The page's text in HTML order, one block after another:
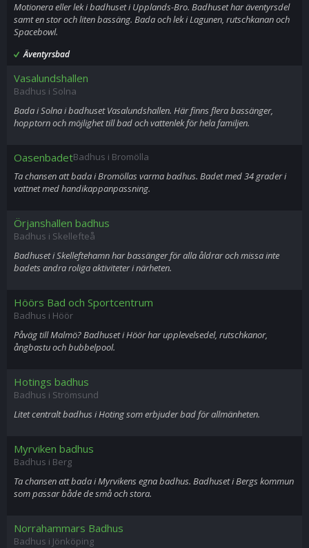
Motionera eller lek i badhuset i Upplands-Bro. Badhuset har äventyrsdel
samt en stor och liten bassäng. Bada och lek i Lagunen, rutschkanan och
Spacebowl.
Äventyrsbad
Vasalundshallen
Badhus i Solna
Bada i Solna i badhuset Vasalundshallen. Här finns flera bassänger,
hopptorn och möjlighet till bad och vattenlek för hela familjen.
OasenbadetBadhus i Bromölla
Ta chansen att bada i Bromöllas varma badhus. Badet med 34 grader i
vattnet med handikappanpassning.
Örjanshallen badhus
Badhus i Skellefteå
Badhuset i Skelleftehamn har bassänger för alla åldrar och missa inte
badets andra roliga aktiviteter i närheten.
Höörs Bad och Sportcentrum
Badhus i Höör
Påväg till Malmö? Badhuset i Höör har upplevelsedel, rutschkanor,
ångbastu och bubbelpool.
Hotings badhus
Badhus i Strömsund
Litet centralt badhus i Hoting som erbjuder bad för allmänheten.
Myrviken badhus
Badhus i Berg
Ta chansen att bada i Myrvikens egna badhus. Badhuset i Bergs kommun
som passar både de små och stora.
Norrahammars Badhus
Badhus i Jönköping